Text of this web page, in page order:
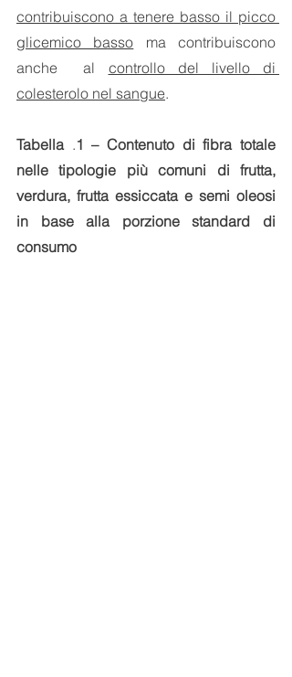
contribuiscono a tenere basso il picco
glicemico basso ma contribuiscono
anche  al controllo del livello di
colesterolo nel sangue.
Tabella .1 – Contenuto di fibra totale
nelle tipologie più comuni di frutta,
verdura, frutta essiccata e semi oleosi
in base alla porzione standard di
consumo